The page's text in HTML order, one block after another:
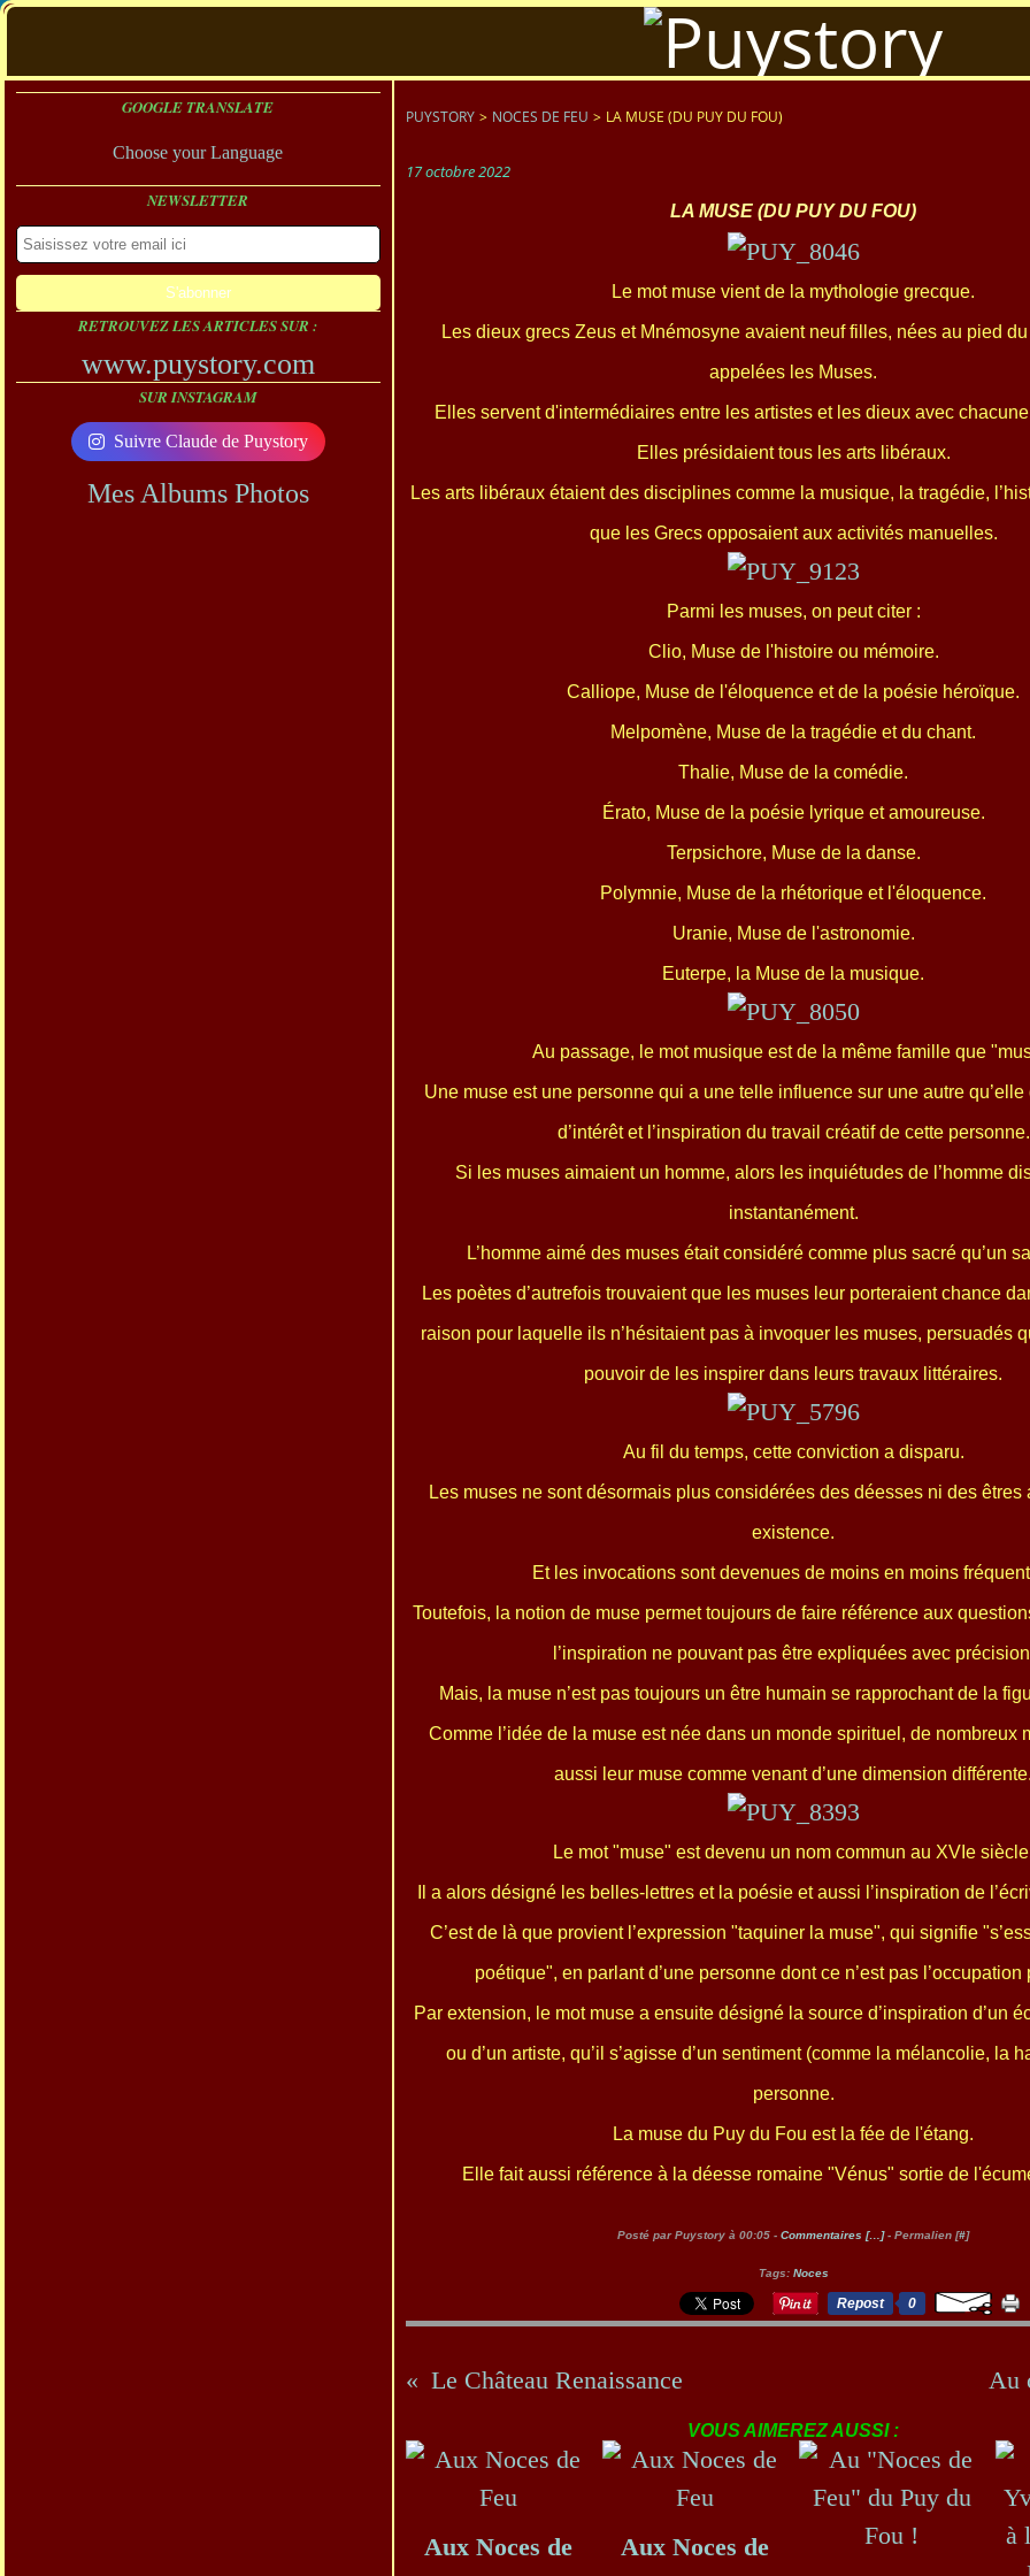
GOOGLE TRANSLATE
Choose your Language
NEWSLETTER
RETROUVEZ LES ARTICLES SUR :
www.puystory.com
SUR INSTAGRAM
Suivre Claude de Puystory
Mes Albums Photos
PUYSTORY > NOCES DE FEU > LA MUSE (DU PUY DU FOU)
17 octobre 2022
LA MUSE (DU PUY DU FOU)
Le mot muse vient de la mythologie grecque.
Les dieux grecs Zeus et Mnémosyne avaient neuf filles, nées au pied
appelées les Muses.
Elles servent d'intermédiaires entre les artistes et les dieux avec
Elles présidaient tous les arts libéraux.
Les arts libéraux étaient des disciplines comme la musique, la tragédie,
que les Grecs opposaient aux activités manuelles.
Parmi les muses, on peut citer :
Clio, Muse de l'histoire ou mémoire.
Calliope, Muse de l'éloquence et de la poésie héroïque.
Melpomène, Muse de la tragédie et du chant.
Thalie, Muse de la comédie.
Érato, Muse de la poésie lyrique et amoureuse.
Terpsichore, Muse de la danse.
Polymnie, Muse de la rhétorique et l'éloquence.
Uranie, Muse de l'astronomie.
Euterpe, la Muse de la musique.
Au passage, le mot musique est de la même famille que
Une muse est une personne qui a une telle influence sur une autre
d’intérêt et l’inspiration du travail créatif de cette personne.
Si les muses aimaient un homme, alors les inquiétudes de l’homme
instantanément.
L’homme aimé des muses était considéré comme plus sacré qu’un
Les poètes d’autrefois trouvaient que les muses leur porteraient chance
raison pour laquelle ils n’hésitaient pas à invoquer les muses, persuadés
pouvoir de les inspirer dans leurs travaux littéraires.
Au fil du temps, cette conviction a disparu.
Les muses ne sont désormais plus considérées des déesses ni des êtres
existence.
Et les invocations sont devenues de moins en moins
Toutefois, la notion de muse permet toujours de faire référence aux
l’inspiration ne pouvant pas être expliquées avec
Mais, la muse n’est pas toujours un être humain se rapprochant de la
Comme l’idée de la muse est née dans un monde spirituel, de nombreux
aussi leur muse comme venant d’une dimension différente.
Le mot "muse" est devenu un nom commun au XVIe
Il a alors désigné les belles-lettres et la poésie et aussi l’inspiration de
C’est de là que provient l’expression "taquiner la muse", qui signifie
poétique", en parlant d’une personne dont ce n’est pas l’occupation
Par extension, le mot muse a ensuite désigné la source d’inspiration d’un
ou d’un artiste, qu’il s’agisse d’un sentiment (comme la mélancolie, la
personne.
La muse du Puy du Fou est la fée de l'étang.
Elle fait aussi référence à la déesse romaine "Vénus" sortie de
Posté par Puystory à 00:05 - Commentaires [… ]- Permalien [#]
Tags: Noces
Repost 0
Le Château Renaissance Au
VOUS AIMEREZ AUSSI :
Aux Noces de
Aux Noces de